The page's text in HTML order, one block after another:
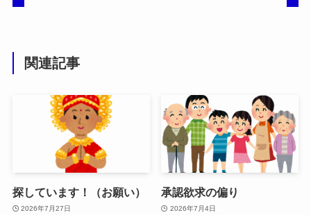
関連記事
探しています！（お願い）
2026年7月27日
承認欲求の偏り
2026年7月4日